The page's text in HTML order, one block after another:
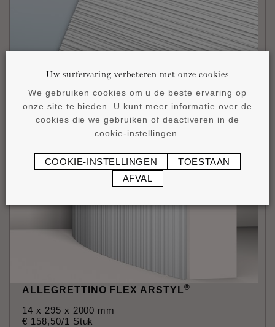
14 x 300 x 2000 mm
79,30/1 Stuk
ALLEGRETTINO FLEX ARSTYL®
14 x 295 x 2000 mm
€ 158,50/1 Stuk
Uw surfervaring verbeteren met onze cookies
We gebruiken cookies om u de beste ervaring op
onze site te bieden. U kunt meer informatie over de
cookies die we gebruiken of deactiveren in de
cookie-instellingen.
COOKIE-INSTELLINGEN
TOESTAAN
AFVAL